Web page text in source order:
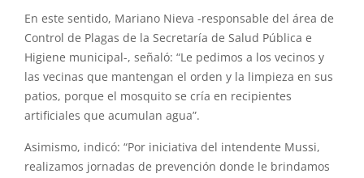
En este sentido, Mariano Nieva -responsable del área de
Control de Plagas de la Secretaría de Salud Pública e
Higiene municipal-, señaló: “Le pedimos a los vecinos y
las vecinas que mantengan el orden y la limpieza en sus
patios, porque el mosquito se cría en recipientes
artificiales que acumulan agua”.
Asimismo, indicó: “Por iniciativa del intendente Mussi,
realizamos jornadas de prevención donde le brindamos